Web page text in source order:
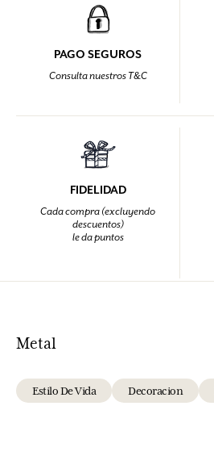
PAGO SEGUROS
Consulta nuestros T&C
FIDELIDAD
Cada compra (excluyendo
descuentos)
le da puntos
Metal
Estilo De Vida Decoracion